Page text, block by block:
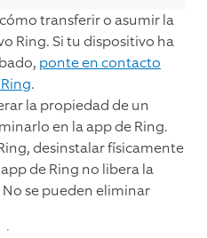
transferir o asumir la
Ring. Si tu dispositivo ha
ponte en contacto
.
la propiedad de un
en la app de Ring.
desinstalar físicamente
de Ring no libera la
se pueden eliminar